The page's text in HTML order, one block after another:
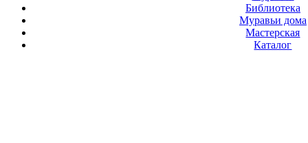
Библиотека
Муравьи дома
Мастерская
Каталог